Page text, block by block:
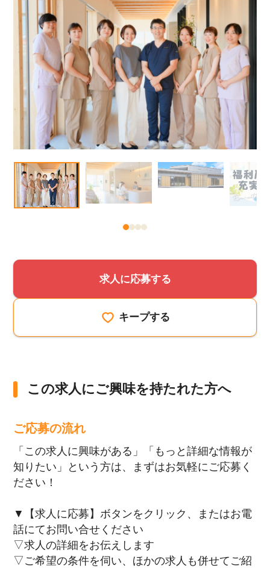
求人に応募する
キープする
この求人にご興味を持たれた方へ
ご応募の流れ
「この求人に興味がある」「もっと詳細な情報が
知りたい」という方は、まずはお気軽にご応募く
ださい！
▼【求人に応募】ボタンをクリック、またはお電
話にてお問い合せください
▽求人の詳細をお伝えします
▽ご希望の条件を伺い、ほかの求人も併せてご紹